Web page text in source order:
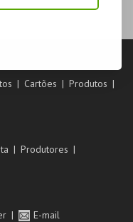
Cartões
Produtos
Produtores
E-mail